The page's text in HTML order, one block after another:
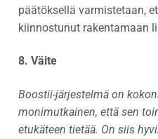
päätöksellä varmistetaan,
kiinnostunut rakentamaan
8. Väite
Boostii-järjestelmä on
monimutkainen, että sen
etukäteen tietää. On siis